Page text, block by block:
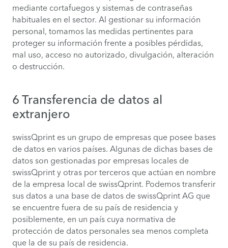
mediante cortafuegos y sistemas de contraseñas
habituales en el sector. Al gestionar su información
personal, tomamos las medidas pertinentes para
proteger su información frente a posibles pérdidas,
mal uso, acceso no autorizado, divulgación, alteración
o destrucción.
6 Transferencia de datos al
extranjero
swissQprint es un grupo de empresas que posee bases
de datos en varios países. Algunas de dichas bases de
datos son gestionadas por empresas locales de
swissQprint y otras por terceros que actúan en nombre
de la empresa local de swissQprint. Podemos transferir
sus datos a una base de datos de swissQprint AG que
se encuentre fuera de su país de residencia y
posiblemente, en un país cuya normativa de
protección de datos personales sea menos completa
que la de su país de residencia.